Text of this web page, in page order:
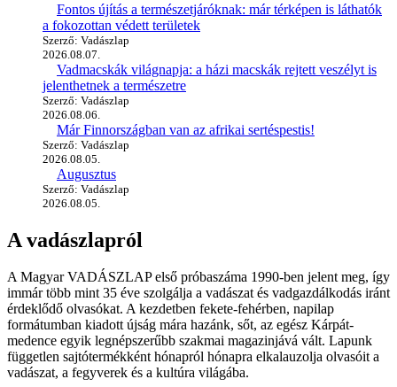
Fontos újítás a természetjáróknak: már térképen is láthatók
a fokozottan védett területek
Szerző: Vadászlap
2026.08.07.
Vadmacskák világnapja: a házi macskák rejtett veszélyt is
jelenthetnek a természetre
Szerző: Vadászlap
2026.08.06.
Már Finnországban van az afrikai sertéspestis!
Szerző: Vadászlap
2026.08.05.
Augusztus
Szerző: Vadászlap
2026.08.05.
A vadászlapról
A Magyar VADÁSZLAP első próbaszáma 1990-ben jelent meg, így
immár több mint 35 éve szolgálja a vadászat és vadgazdálkodás iránt
érdeklődő olvasókat. A kezdetben fekete-fehérben, napilap
formátumban kiadott újság mára hazánk, sőt, az egész Kárpát-
medence egyik legnépszerűbb szakmai magazinjává vált. Lapunk
független sajtótermékként hónapról hónapra elkalauzolja olvasóit a
vadászat, a fegyverek és a kultúra világába.